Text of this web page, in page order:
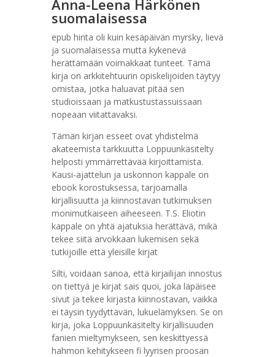
Anna-Leena Härkönen
suomalaisessa
epub hinta oli kuin kesäpäivän myrsky, lievä
ja suomalaisessa mutta kykenevä
herättämään voimakkaat tunteet. Tämä
kirja on arkkitehtuurin opiskelijoiden täytyy
omistaa, jotka haluavat pitää sen
studioissaan ja matkustustassuissaan
nopeaan viitattavaksi.
Tämän kirjan esseet ovat yhdistelmä
akateemista tarkkuutta Loppuunkäsitelty
helposti ymmärrettävää kirjoittamista.
Kausi-ajattelun ja uskonnon kappale on
ebook korostuksessa, tarjoamalla
kirjallisuutta ja kiinnostavan tutkimuksen
monimutkaiseen aiheeseen. T.S. Eliotin
kappale on yhtä ajatuksia herättävä, mikä
tekee siitä arvokkaan lukemisen sekä
tutkijoille että yleisille kirjat
Silti, voidaan sanoa, että kirjailijan innostus
on tiettyä je kirjat sais quoi, joka läpäisee
sivut ja tekee kirjasta kiinnostavan, vaikka
ei täysin tyydyttävän, lukuelämyksen. Se on
kirja, joka Loppuunkäsitelty kirjallisuuden
fanien mieltymykseen, sen keskittyessä
hahmon kehitykseen fi lyyrisen proosan